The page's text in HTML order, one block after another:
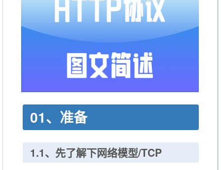
01、准备
1.1、先了解下网络模型/TCP